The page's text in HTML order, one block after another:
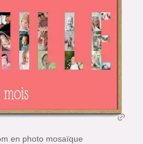
en photo mosaïque